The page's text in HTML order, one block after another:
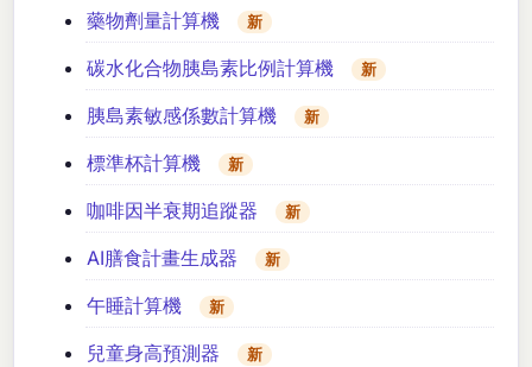
藥物劑量計算機 新
碳水化合物胰島素比例計算機 新
胰島素敏感係數計算機 新
標準杯計算機 新
咖啡因半衰期追蹤器 新
AI膳食計畫生成器 新
午睡計算機 新
兒童身高預測器 新